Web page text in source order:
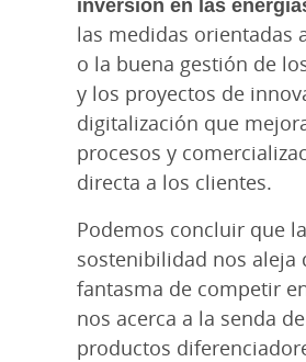
las medidas orientadas
o la buena gestión de
y los proyectos de
digitalización que
procesos y
directa a los clientes.
Podemos concluir que la
sostenibilidad nos aleja
fantasma de competir
nos acerca a la senda
productos